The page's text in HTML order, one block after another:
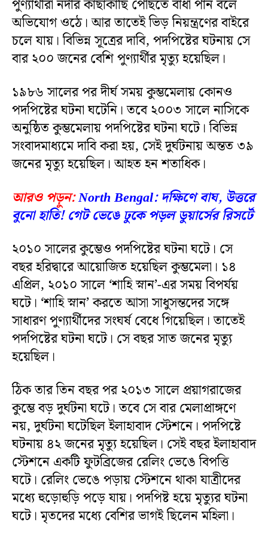
পুণ্যার্থীরা নদীর কাছাকাছি পৌঁছতে বাধা পান বলে
অভিযোগ ওঠে। আর তাতেই ভিড় নিয়ন্ত্রণের বাইরে
চলে যায়। বিভিন্ন সূত্রের দাবি, পদপিষ্টের ঘটনায় সে
বার ২০০ জনের বেশি পুণ্যার্থীর মৃত্যু হয়েছিল।
১৯৮৬ সালের পর দীর্ঘ সময় কুম্ভমেলায় কোনও
পদপিষ্টের ঘটনা ঘটেনি। তবে ২০০৩ সালে নাসিকে
অনুষ্ঠিত কুম্ভমেলায় পদপিষ্টের ঘটনা ঘটে। বিভিন্ন
সংবাদমাধ্যমে দাবি করা হয়, সেই দুর্ঘটনায় অন্তত ৩৯
জনের মৃত্যু হয়েছিল। আহত হন শতাধিক।
আরও পড়ুন:North Bengal: দক্ষিণে বাঘ, উত্তরে
বুনো হাতি! গেট ভেঙে ঢুকে পড়ল ডুয়ার্সের রিসর্টে
২০১০ সালের কুম্ভেও পদপিষ্টের ঘটনা ঘটে। সে
বছর হরিদ্বারে আয়োজিত হয়েছিল কুম্ভমেলা। ১৪
এপ্রিল, ২০১০ সালে ‘শাহি স্নান’-এর সময় বিপর্যয়
ঘটে। ‘শাহি স্নান’ করতে আসা সাধুসন্তদের সঙ্গে
সাধারণ পুণ্যার্থীদের সংঘর্ষ বেধে গিয়েছিল। তাতেই
পদপিষ্টের ঘটনা ঘটে। সে বছর সাত জনের মৃত্যু
হয়েছিল।
ঠিক তার তিন বছর পর ২০১৩ সালে প্রয়াগরাজের
কুম্ভে বড় দুর্ঘটনা ঘটে। তবে সে বার মেলাপ্রাঙ্গণে
নয়, দুর্ঘটনা ঘটেছিল ইলাহাবাদ স্টেশনে। পদপিষ্টে
ঘটনায় ৪২ জনের মৃত্যু হয়েছিল। সেই বছর ইলাহাবাদ
স্টেশনে একটি ফুটব্রিজের রেলিং ভেঙে বিপত্তি
ঘটে। রেলিং ভেঙে পড়ায় স্টেশনে থাকা যাত্রীদের
মধ্যে হুড়োহুড়ি পড়ে যায়। পদপিষ্ট হয়ে মৃত্যুর ঘটনা
ঘটে। মৃতদের মধ্যে বেশির ভাগই ছিলেন মহিলা।